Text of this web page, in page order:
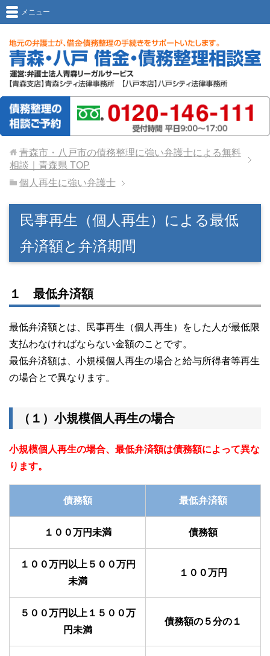
メニュー
青森市・八戸市の債務整理に強い弁護士による無料
相談｜青森県 TOP
個人再生に強い弁護士
民事再生（個人再生）による最低
弁済額と弁済期間
１ 最低弁済額
最低弁済額とは、民事再生（個人再生）をした人が最低限
支払わなければならない金額のことです。
最低弁済額は、小規模個人再生の場合と給与所得者等再生
の場合とで異なります。
（１）小規模個人再生の場合
小規模個人再生の場合、最低弁済額は債務額によって異な
ります。
債務額 最低弁済額
１００万円未満 債務額
１００万円以上５００万円
未満
１００万円
５００万円以上１５００万
円未満
債務額の５分の１